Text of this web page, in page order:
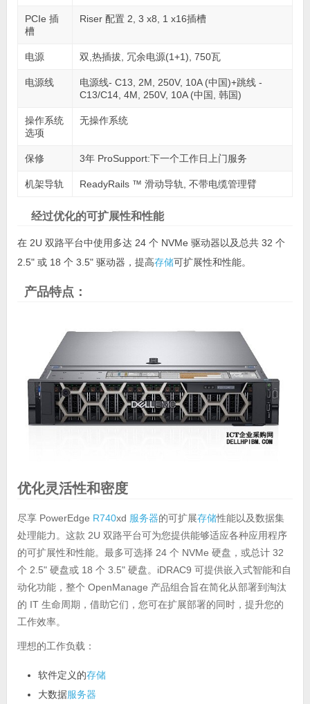
PCIe 插
槽
Riser 配置 2, 3 x8, 1 x16插槽
电源 双,热插拔, 冗余电源(1+1), 750瓦
电源线
电源线- C13, 2M, 250V, 10A (中国)+跳线 -
C13/C14, 4M, 250V, 10A (中国, 韩国)
操作系统
选项
无操作系统
保修 3年 ProSupport:下一个工作日上门服务
机架导轨 ReadyRails ™ 滑动导轨, 不带电缆管理臂
经过优化的可扩展性和性能
在 2U 双路平台中使用多达 24 个 NVMe 驱动器以及总共 32 个
2.5" 或 18 个 3.5" 驱动器，提高存储可扩展性和性能。
产品特点：
优化灵活性和密度
尽享 PowerEdge R740xd 服务器的可扩展存储性能以及数据集
处理能力。这款 2U 双路平台可为您提供能够适应各种应用程序
的可扩展性和性能。最多可选择 24 个 NVMe 硬盘，或总计 32
个 2.5" 硬盘或 18 个 3.5" 硬盘。iDRAC9 可提供嵌入式智能和自
动化功能，整个 OpenManage 产品组合旨在简化从部署到淘汰
的 IT 生命周期，借助它们，您可在扩展部署的同时，提升您的
工作效率。
理想的工作负载：
软件定义的存储
大数据服务器